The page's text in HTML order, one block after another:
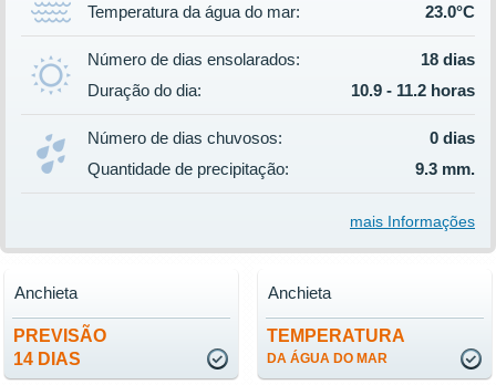
Temperatura da água do mar: 23.0°C
Número de dias ensolarados:
18 dias
Duração do dia:
10.9 - 11.2 horas
Número de dias chuvosos:
0 dias
Quantidade de precipitação:
9.3 mm.
mais Informações
PREVISÃO
14 DIAS
Anchieta
TEMPERATURA
DA ÁGUA DO MAR
Anchieta